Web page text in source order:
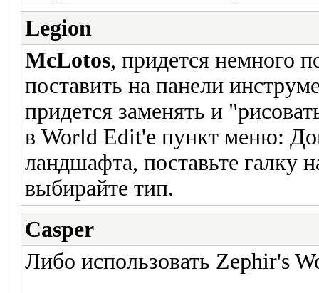
Legion
McLotos, придется немного
поставить на панели
придется заменять и
в World Edit'e пункт меню:
ландшафта, поставьте галку
выбирайте тип.
Casper
Либо использовать Zephir's